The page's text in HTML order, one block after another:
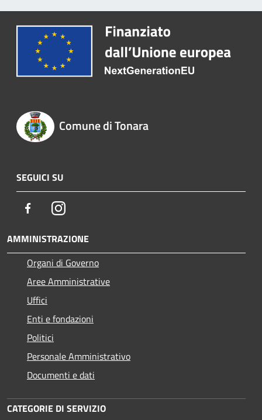
Comune di Tonara
SEGUICI SU
FacebookInstagram
AMMINISTRAZIONE
Organi di Governo
Aree Amministrative
Uffici
Enti e fondazioni
Politici
Personale Amministrativo
Documenti e dati
CATEGORIE DI SERVIZIO